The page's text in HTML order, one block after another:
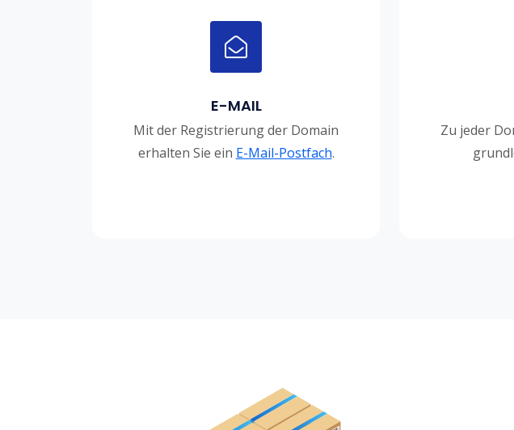
E-MAIL
Mit der Registrierung der Domain
erhalten Sie ein E-Mail-Postfach.
Zu jeder